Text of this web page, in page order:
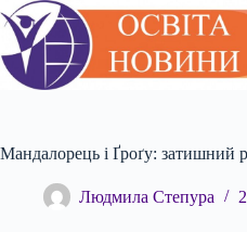
Перейти
до
вмісту
Мандалорець і Ґроґу: затишний
Людмила Степура